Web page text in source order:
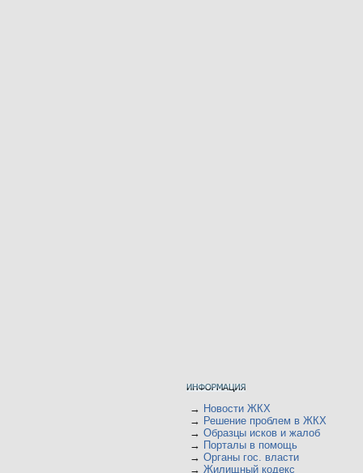
→ Новости ЖКХ
→ Решение проблем в ЖКХ
→ Образцы исков и жалоб
→ Порталы в помощь
→ Органы гос. власти
→ Жилищный кодекс